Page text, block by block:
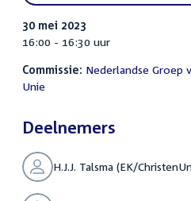
30 mei 2023
16:00 - 16:30 uur
Commissie: Nederlandse Groep
Unie
Deelnemers
H.J.J. Talsma (EK/